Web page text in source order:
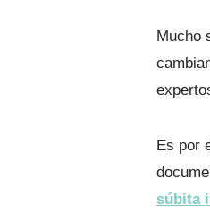
Mucho
Es por
súbita